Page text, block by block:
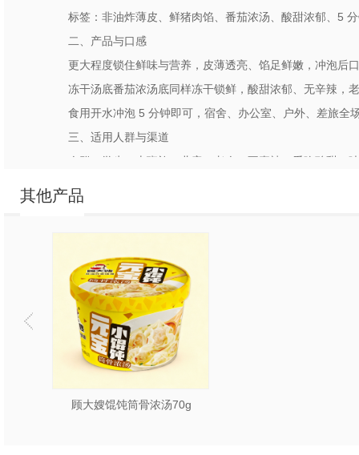
标签：非油炸薄皮、鲜猪肉馅、番茄浓汤、酸甜浓郁、5
二、产品与口感
更大程度锁住鲜味与营养，皮薄透亮、馅足鲜嫩，冲泡后
冻干汤底番茄浓汤底同样冻干锁鲜，酸甜浓郁、无辛辣，
食用开水冲泡 5 分钟即可，宿舍、办公室、户外、差旅全
三、适用人群与渠道
人群：学生、上班族、儿童、老人、不喜辣、爱吃酸甜口
其他产品
顾大嫂馄饨筒骨浓汤70g